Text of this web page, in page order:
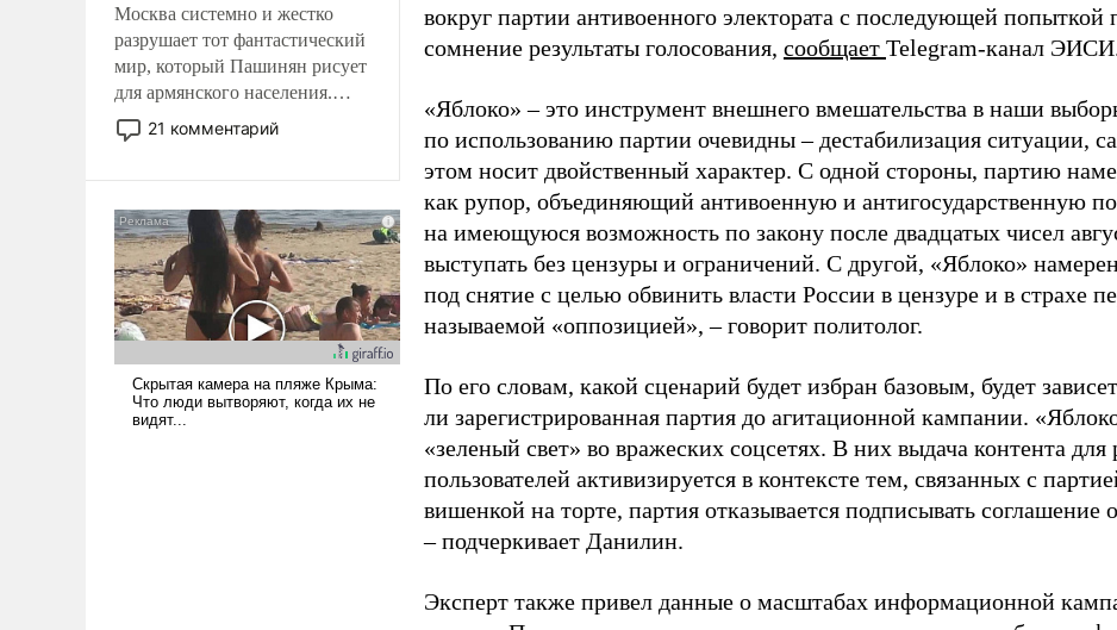
Москва системно и жестко
разрушает тот фантастический
мир, который Пашинян рисует
для армянского населения.
Мир, где политические
прожекты будут безусловно
налогоплательщиков и где
Еревану за свои поступки не
нужно отвечать.
21 комментарий
вокруг партии антивоенного электората с последующей попыткой
сомнение результаты голосования, сообщает Telegram-канал
«Яблоко» – это инструмент внешнего вмешательства в наши
по использованию партии очевидны – дестабилизация ситуации,
этом носит двойственный характер. С одной стороны, партию
как рупор, объединяющий антивоенную и антигосударственную
на имеющуюся возможность по закону после двадцатых чисел
выступать без цензуры и ограничений. С другой, «Яблоко»
под снятие с целью обвинить власти России в цензуре и в страхе
называемой «оппозицией», – говорит политолог.
По его словам, какой сценарий будет избран базовым, будет
ли зарегистрированная партия до агитационной кампании.
«зеленый свет» во вражеских соцсетях. В них выдача контента
пользователей активизируется в контексте тем, связанных с
вишенкой на торте, партия отказывается подписывать соглашение
– подчеркивает Данилин.
Эксперт также привел данные о масштабах информационной